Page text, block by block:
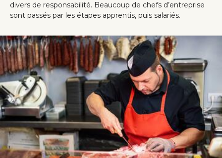
divers de responsabilité. Beaucoup de chefs d’entreprise
sont passés par les étapes apprentis, puis salariés.